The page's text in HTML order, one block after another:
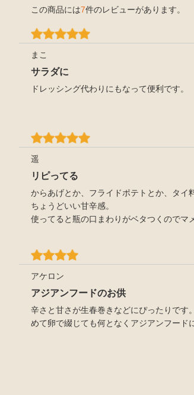
この商品には7件のレビューがあります。
まこ
サラダに
ドレッシング代わりにもなって便利です。
遥
リピってる
からあげとか、フライドポテトとか、タイ
ちょうどいい甘辛感。
使ってると瓶の口まわりがベタつくのでマ
アケロン
アジアンフードのお供
辛さと甘さが生春巻きなどにぴったりです
めて卵で綴じても何となくアジアンフード